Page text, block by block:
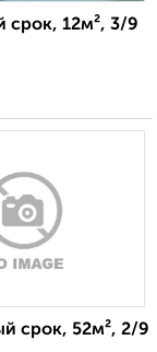
срок, 12м², 3/9
срок, 52м², 2/9